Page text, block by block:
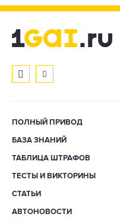
ПОЛНЫЙ ПРИВОД
БАЗА ЗНАНИЙ
ТАБЛИЦА ШТРАФОВ
ТЕСТЫ И ВИКТОРИНЫ
СТАТЬИ
АВТОНОВОСТИ